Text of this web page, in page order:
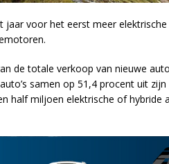
voor het eerst meer elektrische
de totale verkoop van nieuwe
samen op 51,4 procent uit
half miljoen elektrische of hybride